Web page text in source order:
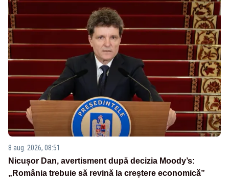
8 aug. 2026, 08:51
Nicușor Dan, avertisment după decizia Moody’s:
„România trebuie să revină la creștere economică”